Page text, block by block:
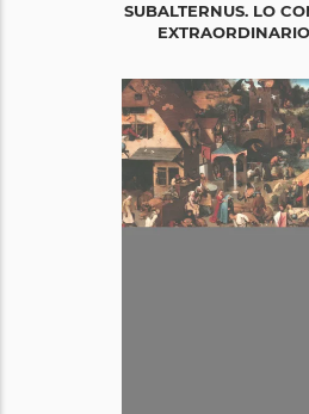
SUBALTERNUS. LO
EXTRAORDINARIO